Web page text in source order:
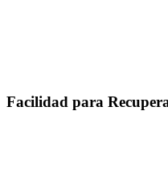
Facilidad para